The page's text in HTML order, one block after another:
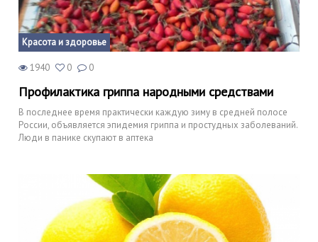
Красота и здоровье
1940 0 0
Профилактика гриппа народными средствами
В последнее время практически каждую зиму в средней полосе
России, объявляется эпидемия гриппа и простудных заболеваний.
Люди в панике скупают в аптека